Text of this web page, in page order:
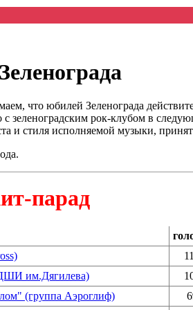
что юбилей Зеленограда
рок-клубом в
и стиля исполняемой музыки,
парад
им.Дягилева)
(группа Аэроглиф)